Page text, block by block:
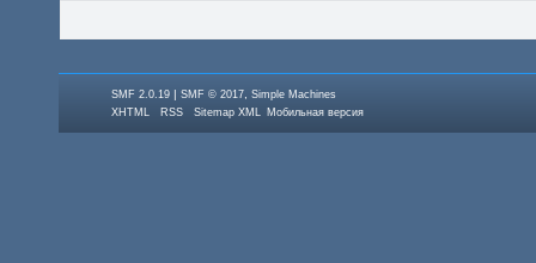
SMF 2.0.19 |SMF © 2017 ,Simple Machines
XHTML
RSS Sitemap XML Мобильная версия